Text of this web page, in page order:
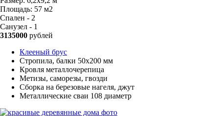
Площадь: 57 м2
Спален - 2
Санузел - 1
3135000 рублей
Клееный брус
Стропила, балки 50х200 мм
Кровля металлочерепица
Метизы, саморезы, гвозди
Сборка на березовые нагеля, джут
Металлические сваи 108 диаметр